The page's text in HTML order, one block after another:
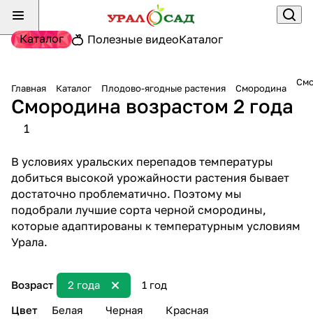
Каталог Полезные видеоКаталог
Главная Каталог Плодово-ягодные растения Смородина
Смородина возрастом 2 года
1
В условиях уральских перепадов температуры
добиться высокой урожайности растения бывает
достаточно проблематично. Поэтому мы
подобрали лучшие сорта черной смородины,
которые адаптированы к температурным условиям
Урала.
Возраст 1 год
2 года
Цвет
Белая Черная Красная